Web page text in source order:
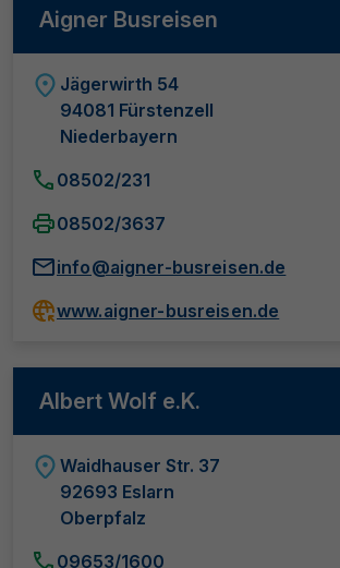
Aigner Busreisen
Jägerwirth 54
94081 Fürstenzell
Niederbayern
08502/231
08502/3637
info@aigner-busreisen.de
www.aigner-busreisen.de
Albert Wolf e.K.
Waidhauser Str. 37
92693 Eslarn
Oberpfalz
09653/1600